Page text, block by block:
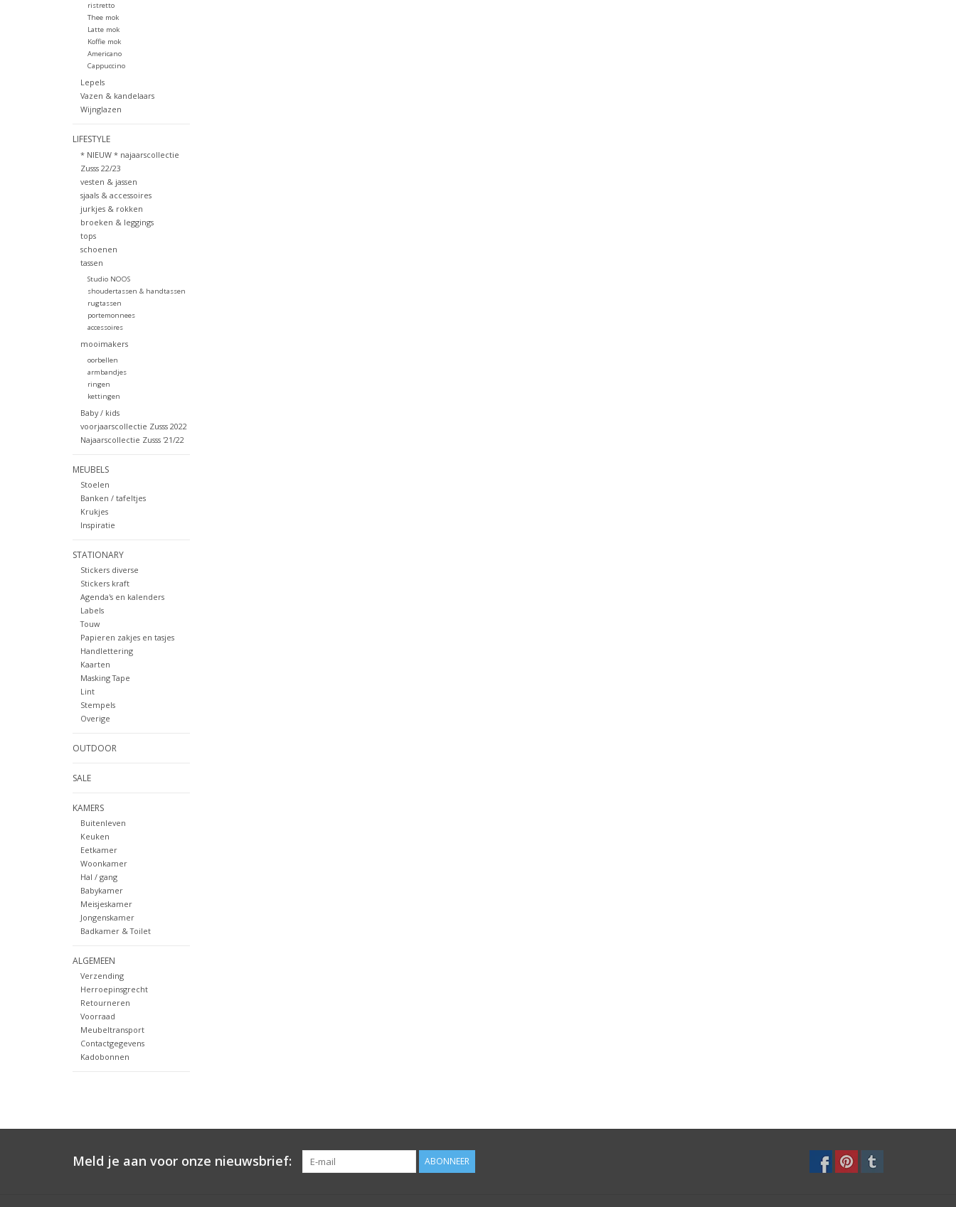
ristretto
Thee mok
Latte mok
Koffie mok
Americano
Cappuccino
Lepels
Vazen & kandelaars
Wijnglazen
LIFESTYLE
* NIEUW * najaarscollectie
Zusss 22/23
vesten & jassen
sjaals & accessoires
jurkjes & rokken
broeken & leggings
tops
schoenen
tassen
Studio NOOS
shoudertassen & handtassen
rugtassen
portemonnees
accessoires
mooimakers
oorbellen
armbandjes
ringen
kettingen
Baby / kids
voorjaarscollectie Zusss 2022
Najaarscollectie Zusss '21/22
MEUBELS
Stoelen
Banken / tafeltjes
Krukjes
Inspiratie
STATIONARY
Stickers diverse
Stickers kraft
Agenda's en kalenders
Labels
Touw
Papieren zakjes en tasjes
Handlettering
Kaarten
Masking Tape
Lint
Stempels
Overige
OUTDOOR
SALE
KAMERS
Buitenleven
Keuken
Eetkamer
Woonkamer
Hal / gang
Babykamer
Meisjeskamer
Jongenskamer
Badkamer & Toilet
ALGEMEEN
Verzending
Herroepinsgrecht
Retourneren
Voorraad
Meubeltransport
Contactgegevens
Kadobonnen
Meld je aan voor onze nieuwsbrief: ABONNEER